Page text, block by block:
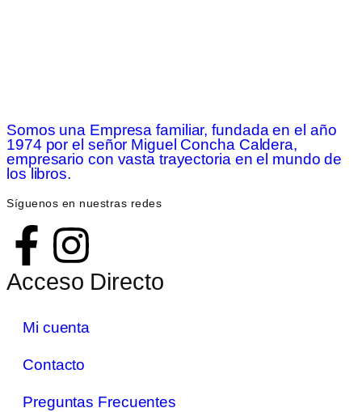
Somos una Empresa familiar, fundada en el año
1974 por el señor Miguel Concha Caldera,
empresario con vasta trayectoria en el mundo de
los libros.
Síguenos en nuestras redes
Acceso Directo
Mi cuenta
Contacto
Preguntas Frecuentes